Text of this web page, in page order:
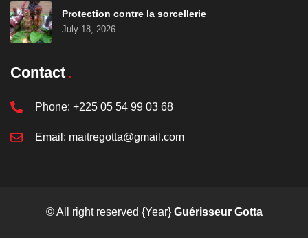
Protection contre la sorcellerie
July 18, 2026
Contact
Phone: +225 05 54 99 03 68
Email: maitregotta@gmail.com
© All right reserved {Year} Guérisseur Gotta